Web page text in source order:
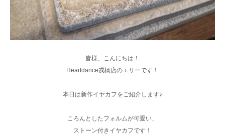
皆様、こんにちは！
Heartdance戎橋店のエリーです！
本日は新作イヤカフをご紹介します♪
ころんとしたフォルムが可愛い、
ストーン付きイヤカフです！